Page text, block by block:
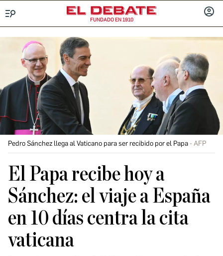
FUNDADO EN 1910
Pedro Sánchez llega al Vaticano para ser recibido por el Papa AFP
El Papa recibe hoy a
Sánchez: el viaje a España
en 10 días centra la cita
vaticana